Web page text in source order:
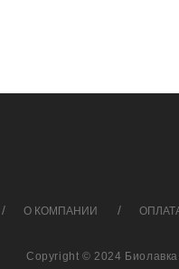
О КОМПАНИИ
Copyright © 2024 Биолавка